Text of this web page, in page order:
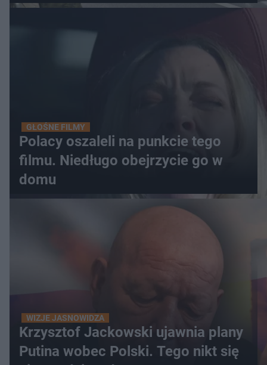
GŁOŚNE FILMY
Polacy oszaleli na punkcie tego
filmu. Niedługo obejrzycie go w
domu
WIZJE JASNOWIDZA
Krzysztof Jackowski ujawnia plany
Putina wobec Polski. Tego nikt się